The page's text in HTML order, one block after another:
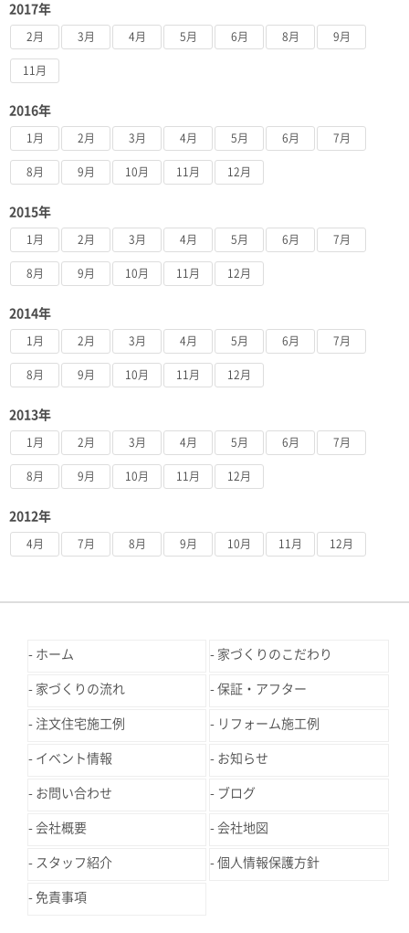
2017年
2月 3月 4月 5月 6月 8月 9月
11月
2016年
1月 2月 3月 4月 5月 6月 7月
8月 9月 10月 11月 12月
2015年
1月 2月 3月 4月 5月 6月 7月
8月 9月 10月 11月 12月
2014年
1月 2月 3月 4月 5月 6月 7月
8月 9月 10月 11月 12月
2013年
1月 2月 3月 4月 5月 6月 7月
8月 9月 10月 11月 12月
2012年
4月 7月 8月 9月 10月 11月 12月
ホーム 家づくりのこだわり
家づくりの流れ 保証・アフター
注文住宅施工例 リフォーム施工例
イベント情報 お知らせ
お問い合わせ ブログ
会社概要 会社地図
スタッフ紹介 個人情報保護方針
免責事項